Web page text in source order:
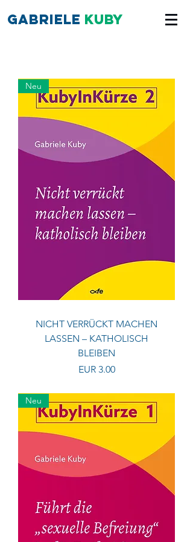
Gabriele Kuby
Neu
NICHT VERRÜCKT MACHEN
LASSEN – KATHOLISCH
BLEIBEN
Preis
EUR 3.00
Neu